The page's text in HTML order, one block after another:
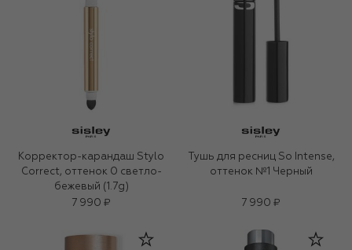
Корректор-карандаш Stylo
Correct, оттенок 0 светло-
бежевый (1.7g)
7 990 ₽
Тушь для ресниц So Intense,
оттенок №1 Черный
7 990 ₽